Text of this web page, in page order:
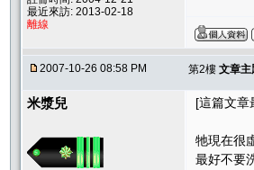
最近來訪: 2013-02-18
離線
2007-10-26 08:58 PM 第2樓 文章主
米漿兒 [這篇文章
牠現在很
最好不要